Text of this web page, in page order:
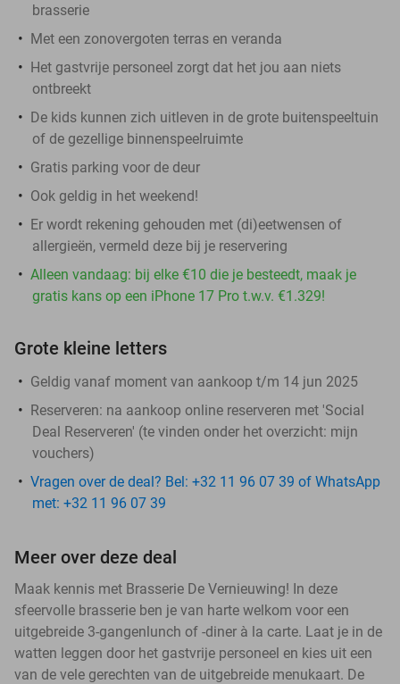
brasserie
Met een zonovergoten terras en veranda
Het gastvrije personeel zorgt dat het jou aan niets
ontbreekt
De kids kunnen zich uitleven in de grote buitenspeeltuin
of de gezellige binnenspeelruimte
Gratis parking voor de deur
Ook geldig in het weekend!
Er wordt rekening gehouden met (di)eetwensen of
allergieën, vermeld deze bij je reservering
Alleen vandaag: bij elke €10 die je besteedt, maak je
gratis kans op een iPhone 17 Pro t.w.v. €1.329!
Grote kleine letters
Geldig vanaf moment van aankoop t/m 14 jun 2025
Reserveren: na aankoop online reserveren met 'Social
Deal Reserveren' (te vinden onder het overzicht: mijn
vouchers)
Vragen over de deal? Bel: +32 11 96 07 39 of WhatsApp
met: +32 11 96 07 39
Meer over deze deal
Maak kennis met Brasserie De Vernieuwing! In deze
sfeervolle brasserie ben je van harte welkom voor een
uitgebreide 3-gangenlunch of -diner à la carte. Laat je in de
watten leggen door het gastvrije personeel en kies uit een
van de vele gerechten van de uitgebreide menukaart. De